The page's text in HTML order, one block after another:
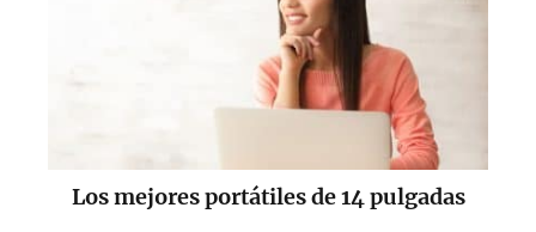
Los mejores portátiles de 14 pulgadas​